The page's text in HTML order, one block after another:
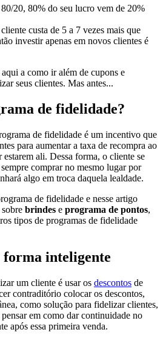
20, 80% do seu lucro vem de 20%
custa de 5 a 7 vezes mais que
investir apenas em novos clientes é
a como ir além de cupons e
seus clientes. Mas antes...
de fidelidade?
de fidelidade é um incentivo que
para aumentar a taxa de recompra ao
estarem ali. Dessa forma, o cliente se
comprar no mesmo lugar por
algo em troca daquela lealdade.
de fidelidade e nesse artigo
brindes e programa de pontos,
tipos de programas de fidelidade
forma inteligente
um cliente é usar os descontos de
contraditório colocar os descontos,
como solução para fidelizar clientes,
em como dar continuidade no
após essa primeira venda.